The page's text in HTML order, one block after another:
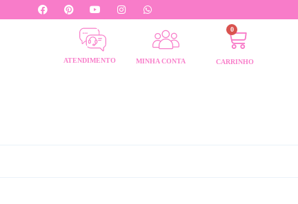
ATENDIMENTO MINHA CONTA
0
CARRINHO